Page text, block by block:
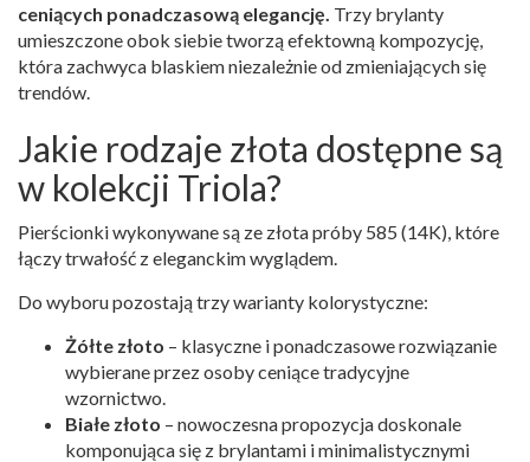
ceniących ponadczasową elegancję. Trzy brylanty
umieszczone obok siebie tworzą efektowną kompozycję,
która zachwyca blaskiem niezależnie od zmieniających się
trendów.
Jakie rodzaje złota dostępne są
w kolekcji Triola?
Pierścionki wykonywane są ze złota próby 585 (14K), które
łączy trwałość z eleganckim wyglądem.
Do wyboru pozostają trzy warianty kolorystyczne:
Żółte złoto – klasyczne i ponadczasowe rozwiązanie
wybierane przez osoby ceniące tradycyjne
wzornictwo.
Białe złoto – nowoczesna propozycja doskonale
komponująca się z brylantami i minimalistycznymi